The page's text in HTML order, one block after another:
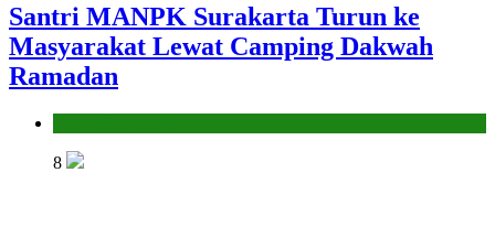
Santri MANPK Surakarta Turun ke
Masyarakat Lewat Camping Dakwah
Ramadan
8